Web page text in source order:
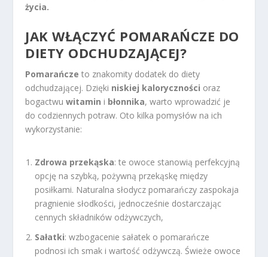
życia.
JAK WŁĄCZYĆ POMARAŃCZE DO
DIETY ODCHUDZAJĄCEJ?
Pomarańcze to znakomity dodatek do diety
odchudzającej. Dzięki niskiej kaloryczności oraz
bogactwuwitamin i błonnika, warto wprowadzić je
do codziennych potraw. Oto kilka pomysłów na ich
wykorzystanie:
Zdrowa przekąska: te owoce stanowią perfekcyjną
opcję na szybką, pożywną przekąskę między
posiłkami. Naturalna słodycz pomarańczy zaspokaja
pragnienie słodkości, jednocześnie dostarczając
cennych składników odżywczych,
Sałatki: wzbogacenie sałatek o pomarańcze
podnosi ich smak i wartość odżywczą. Świeże owoce